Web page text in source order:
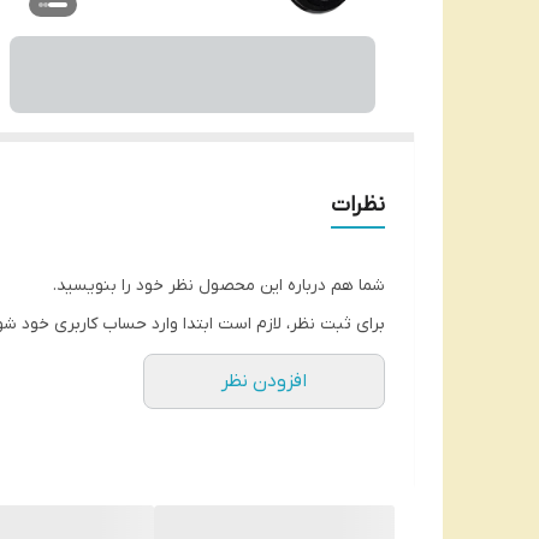
نظرات
شما هم درباره این محصول نظر خود را بنویسید.
برای ثبت نظر، لازم است ابتدا وارد حساب کاربری خود
افزودن نظر